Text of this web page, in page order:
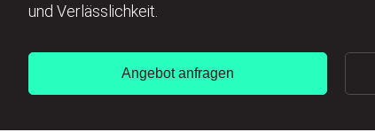
und Verlässlichkeit.
Angebot anfragen